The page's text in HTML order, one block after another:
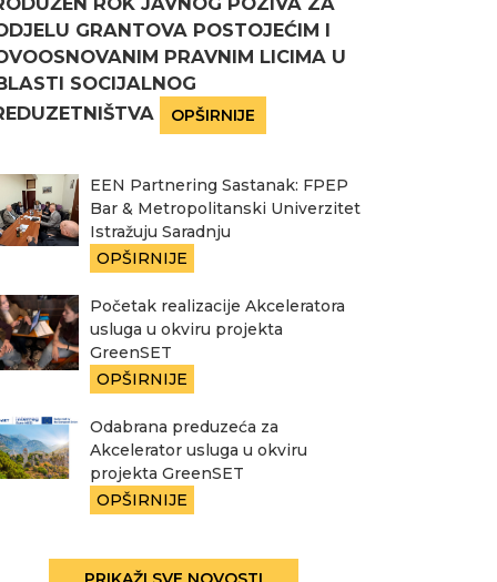
GRANTOVA POSTOJEĆIM I
PRAVNIM LICIMA U
SOCIJALNOG
OPŠIRNIJE
EEN Partnering Sastanak: FPEP
Bar & Metropolitanski Univerzitet
Istražuju Saradnju
OPŠIRNIJE
Početak realizacije Akceleratora
usluga u okviru projekta
GreenSET
OPŠIRNIJE
Odabrana preduzeća za
Akcelerator usluga u okviru
projekta GreenSET
OPŠIRNIJE